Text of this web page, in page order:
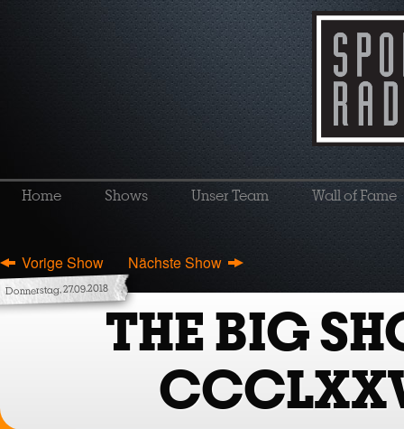
Home Shows Unser Team Wall of Fame
Vorige Show Nächste Show
Donnerstag, 27.09.2018
THE BIG